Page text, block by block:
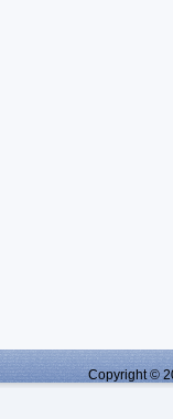
Copyright ©